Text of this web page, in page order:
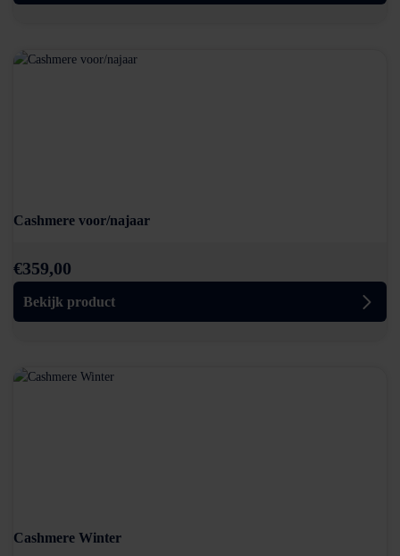
Cashmere voor/najaar
€359,00
Bekijk product
Cashmere Winter